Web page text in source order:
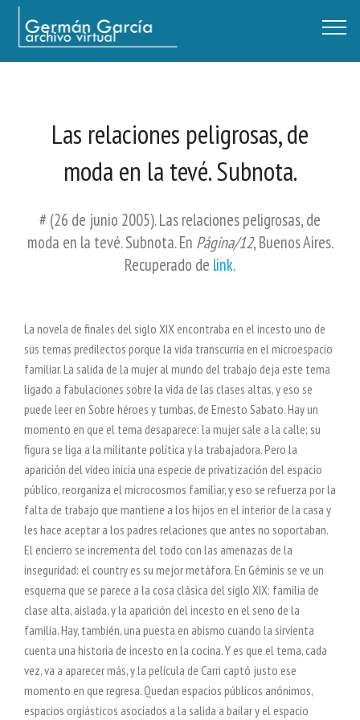
Germán García - Archivo Virtual / Centro Descartes, Buenos Aires
Las relaciones peligrosas, de
moda en la tevé. Subnota.
# (26 de junio 2005). Las relaciones peligrosas, de
moda en la tevé. Subnota. En Página/12, Buenos Aires.
Recuperado de link.
La novela de finales del siglo XIX encontraba en el incesto uno de
sus temas predilectos porque la vida transcurría en el microespacio
familiar. La salida de la mujer al mundo del trabajo deja este tema
ligado a fabulaciones sobre la vida de las clases altas, y eso se
puede leer en Sobre héroes y tumbas, de Ernesto Sabato. Hay un
momento en que el tema desaparece: la mujer sale a la calle; su
figura se liga a la militante política y la trabajadora. Pero la
aparición del video inicia una especie de privatización del espacio
público, reorganiza el microcosmos familiar, y eso se refuerza por la
falta de trabajo que mantiene a los hijos en el interior de la casa y
les hace aceptar a los padres relaciones que antes no soportaban.
El encierro se incrementa del todo con las amenazas de la
inseguridad: el country es su mejor metáfora. En Géminis se ve un
esquema que se parece a la cosa clásica del siglo XIX: familia de
clase alta, aislada, y la aparición del incesto en el seno de la
familia. Hay, también, una puesta en abismo cuando la sirvienta
cuenta una historia de incesto en la cocina. Y es que el tema, cada
vez, va a aparecer más, y la película de Carri captó justo ese
momento en que regresa. Quedan espacios públicos anónimos,
espacios orgiásticos asociados a la salida a bailar y el espacio